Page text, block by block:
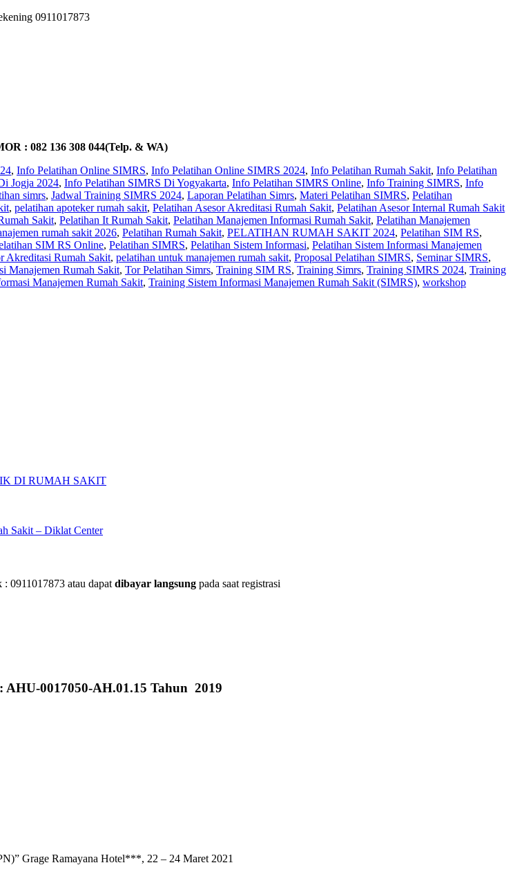
0911017873
: 082 136 308 044(Telp. & WA)
, Info Pelatihan Online SIMRS, Info Pelatihan Online SIMRS 2024, Info Pelatihan Rumah Sakit, Info Pelatihan
Jogja 2024, Info Pelatihan SIMRS Di Yogyakarta, Info Pelatihan SIMRS Online, Info Training SIMRS, Info
simrs, Jadwal Training SIMRS 2024, Laporan Pelatihan Simrs, Materi Pelatihan SIMRS, Pelatihan
, pelatihan apoteker rumah sakit, Pelatihan Asesor Akreditasi Rumah Sakit, Pelatihan Asesor Internal Rumah Sakit
Sakit, Pelatihan It Rumah Sakit, Pelatihan Manajemen Informasi Rumah Sakit, Pelatihan Manajemen
rumah sakit 2026, Pelatihan Rumah Sakit‎, PELATIHAN RUMAH SAKIT 2024, Pelatihan SIM RS,
SIM RS Online, Pelatihan SIMRS, Pelatihan Sistem Informasi, Pelatihan Sistem Informasi Manajemen
Akreditasi Rumah Sakit, pelatihan untuk manajemen rumah sakit, Proposal Pelatihan SIMRS, Seminar SIMRS,
Manajemen Rumah Sakit, Tor Pelatihan Simrs, Training SIM RS, Training Simrs, Training SIMRS 2024, Training
Manajemen Rumah Sakit, Training Sistem Informasi Manajemen Rumah Sakit (SIMRS), workshop
DI RUMAH SAKIT
Sakit – Diklat Center
0911017873 atau dapatdibayar langsung pada saat registrasi
0017050-AH.01.15 Tahun 2019
Grage Ramayana Hotel***, 22 – 24 Maret 2021